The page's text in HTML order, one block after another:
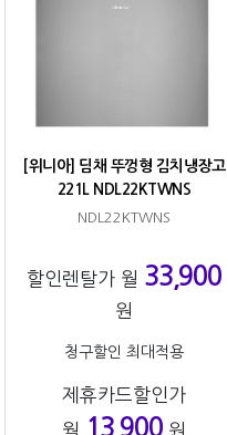
[위니아] 딤채 뚜껑형 김치냉장고
221L NDL22KTWNS
NDL22KTWNS
할인렌탈가 월 33,900
원
청구할인 최대적용
제휴카드할인가
월 13,900원